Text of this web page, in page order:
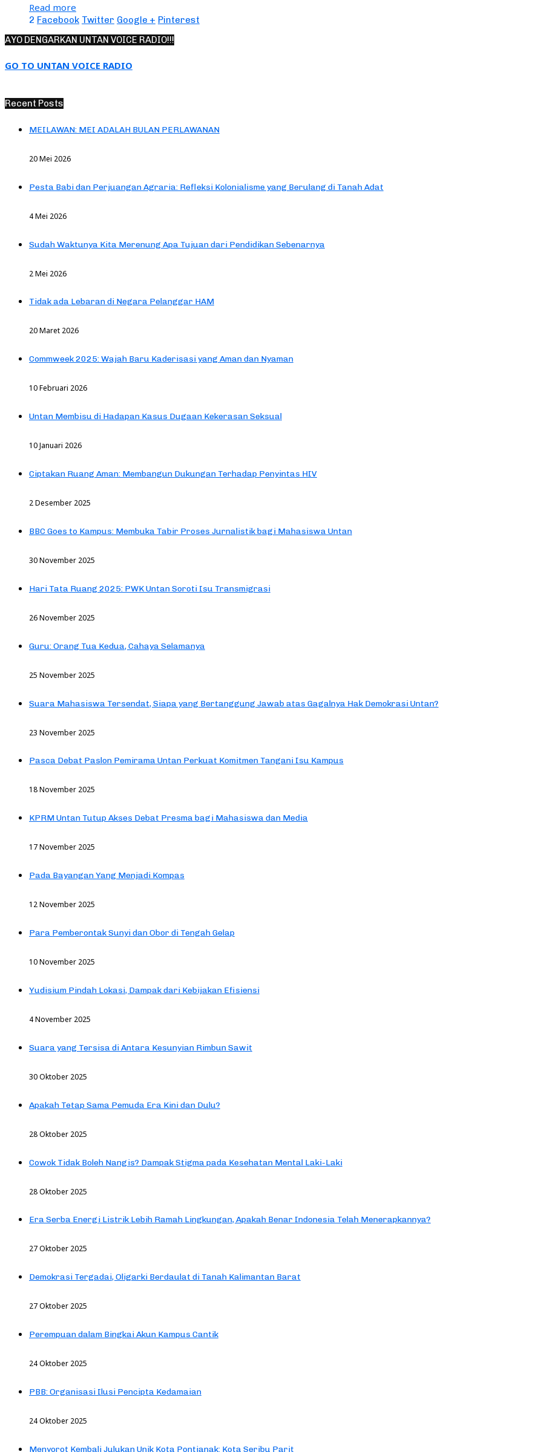
Read more
2 Facebook Twitter Google + Pinterest
AYO DENGARKAN UNTAN VOICE RADIO!!!
GO TO UNTAN VOICE RADIO
Recent Posts
MEILAWAN: MEI ADALAH BULAN PERLAWANAN
20 Mei 2026
Pesta Babi dan Perjuangan Agraria: Refleksi Kolonialisme yang Berulang di Tanah Adat
4 Mei 2026
Sudah Waktunya Kita Merenung Apa Tujuan dari Pendidikan Sebenarnya
2 Mei 2026
Tidak ada Lebaran di Negara Pelanggar HAM
20 Maret 2026
Commweek 2025: Wajah Baru Kaderisasi yang Aman dan Nyaman
10 Februari 2026
Untan Membisu di Hadapan Kasus Dugaan Kekerasan Seksual
10 Januari 2026
Ciptakan Ruang Aman: Membangun Dukungan Terhadap Penyintas HIV
2 Desember 2025
BBC Goes to Kampus: Membuka Tabir Proses Jurnalistik bagi Mahasiswa Untan
30 November 2025
Hari Tata Ruang 2025: PWK Untan Soroti Isu Transmigrasi
26 November 2025
Guru: Orang Tua Kedua, Cahaya Selamanya
25 November 2025
Suara Mahasiswa Tersendat, Siapa yang Bertanggung Jawab atas Gagalnya Hak Demokrasi Untan?
23 November 2025
Pasca Debat Paslon Pemirama Untan Perkuat Komitmen Tangani Isu Kampus
18 November 2025
KPRM Untan Tutup Akses Debat Presma bagi Mahasiswa dan Media
17 November 2025
Pada Bayangan Yang Menjadi Kompas
12 November 2025
Para Pemberontak Sunyi dan Obor di Tengah Gelap
10 November 2025
Yudisium Pindah Lokasi, Dampak dari Kebijakan Efisiensi
4 November 2025
Suara yang Tersisa di Antara Kesunyian Rimbun Sawit
30 Oktober 2025
Apakah Tetap Sama Pemuda Era Kini dan Dulu?
28 Oktober 2025
Cowok Tidak Boleh Nangis? Dampak Stigma pada Kesehatan Mental Laki-Laki
28 Oktober 2025
Era Serba Energi Listrik Lebih Ramah Lingkungan, Apakah Benar Indonesia Telah Menerapkannya?
27 Oktober 2025
Demokrasi Tergadai, Oligarki Berdaulat di Tanah Kalimantan Barat
27 Oktober 2025
Perempuan dalam Bingkai Akun Kampus Cantik
24 Oktober 2025
PBB: Organisasi Ilusi Pencipta Kedamaian
24 Oktober 2025
Menyorot Kembali Julukan Unik Kota Pontianak: Kota Seribu Parit